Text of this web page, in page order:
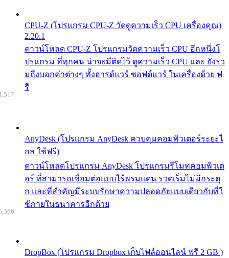
CPU-Z (โปรแกรม CPU-Z วัดดูความเร็ว CPU เครื่องคุณ)
2.20.1
ดาวน์โหลด CPU-Z โปรแกรมวัดความเร็ว CPU อีกหนึ่งโ
ปรแกรม ที่ทุกคน น่าจะมีติดไว้ ดูความเร็ว CPU และ ยังรว
มถึงบอกค่าต่างๆ ทั้งฮารด์แวร์ ซอฟต์แวร์ ในเครื่องด้วย ฟ
รี
AnyDesk (โปรแกรม AnyDesk ควบคุมคอมพิวเตอร์ระยะไ
กล ใช้ฟรี)
ดาวน์โหลดโปรแกรม AnyDesk โปรแกรมรีโมทคอมพิวเต
อร์ ที่สามารถเชื่อมต่อแบบไร้พรมแดน รวดเร็มไม่มีกระตุ
ก และที่สำคัญมีระบบรักษาความปลอดภัยแบบเดียวกับที่ใ
ช้ภายในธนาคารอีกด้วย
DropBox (โปรแกรม Dropbox เก็บไฟล์ออนไลน์ ฟรี 2 GB )